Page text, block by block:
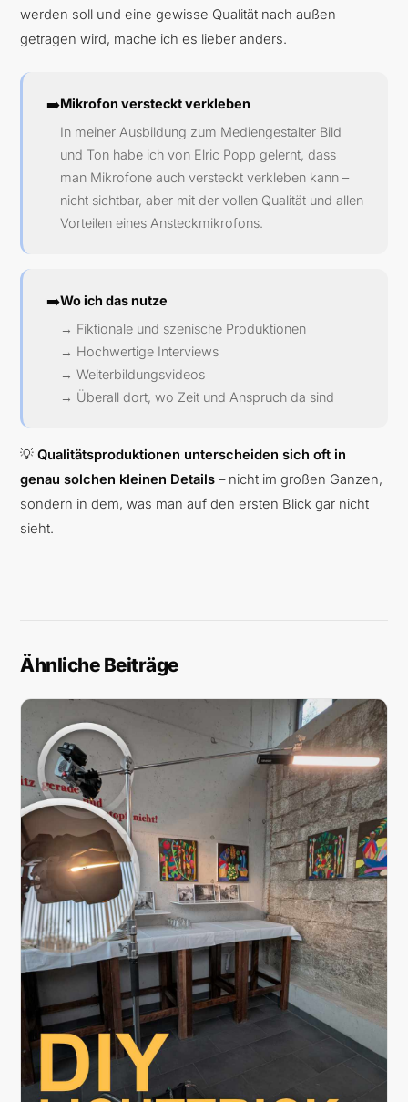
werden soll und eine gewisse Qualität nach außen
getragen wird, mache ich es lieber anders.
➡️Mikrofon versteckt verkleben
In meiner Ausbildung zum Mediengestalter Bild
und Ton habe ich von Elric Popp gelernt, dass
man Mikrofone auch versteckt verkleben kann –
nicht sichtbar, aber mit der vollen Qualität und allen
Vorteilen eines Ansteckmikrofons.
➡️Wo ich das nutze
→ Fiktionale und szenische Produktionen
→ Hochwertige Interviews
→ Weiterbildungsvideos
→ Überall dort, wo Zeit und Anspruch da sind
💡Qualitätsproduktionen unterscheiden sich oft in
genau solchen kleinen Details – nicht im großen Ganzen,
sondern in dem, was man auf den ersten Blick gar nicht
sieht.
Ähnliche Beiträge